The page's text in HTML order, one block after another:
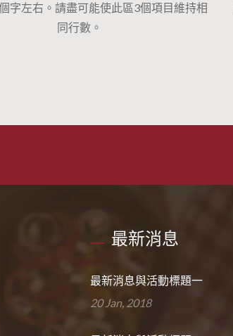
字左右。請盡可能使此區3個項目維持相
同行數。
最新消息
最新消息與活動標題一
20 Jan, 2018